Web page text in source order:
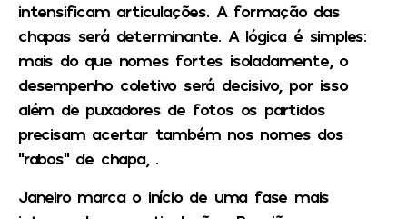
intensificam articulações. A formação das
chapas será determinante. A lógica é simples:
mais do que nomes fortes isoladamente, o
desempenho coletivo será decisivo, por isso
além de puxadores de fotos os partidos
precisam acertar também nos nomes dos
“rabos” de chapa, .
Janeiro marca o início de uma fase mais